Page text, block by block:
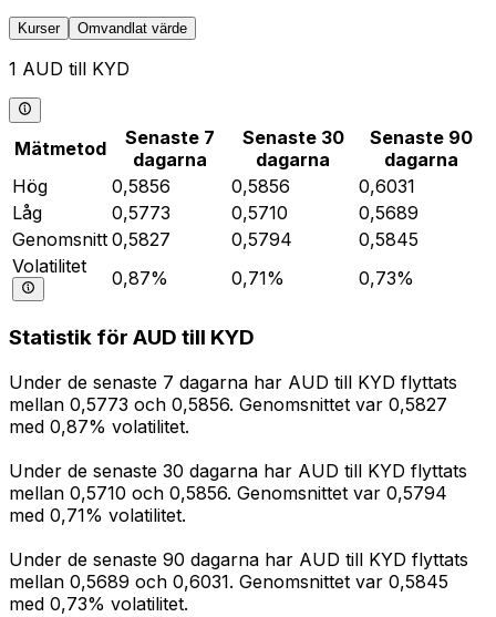
Kurser Omvandlat värde
1 AUD till KYD
Mätmetod
Senaste 7
dagarna
Senaste 30
dagarna
Senaste 90
dagarna
Hög
0,5856 0,5856
0,6031
Låg
0,5773 0,5710
0,5689
Genomsnitt 0,5827 0,5794
0,5845
Volatilitet
0,87% 0,71% 0,73%
Statistik för AUD till KYD
Under de senaste 7 dagarna har AUD till KYD flyttats
mellan 0,5773 och 0,5856. Genomsnittet var 0,5827
med 0,87% volatilitet.
Under de senaste 30 dagarna har AUD till KYD flyttats
mellan 0,5710 och 0,5856. Genomsnittet var 0,5794
med 0,71% volatilitet.
Under de senaste 90 dagarna har AUD till KYD flyttats
mellan 0,5689 och 0,6031. Genomsnittet var 0,5845
med 0,73% volatilitet.